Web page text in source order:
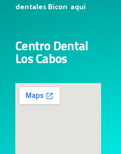
dentales Bicon aquí
Centro Dental
Los Cabos